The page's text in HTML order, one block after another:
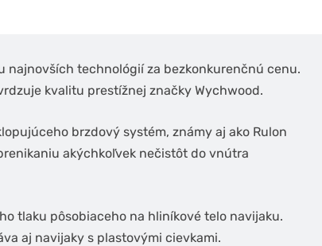
najnovších technológií za bezkonkurenčnú cenu.
kvalitu prestížnej značky Wychwood.
brzdový systém, známy aj ako Rulon
akýchkoľvek nečistôt do vnútra
tlaku pôsobiaceho na hliníkové telo navijaku.
aj navijaky s plastovými cievkami.